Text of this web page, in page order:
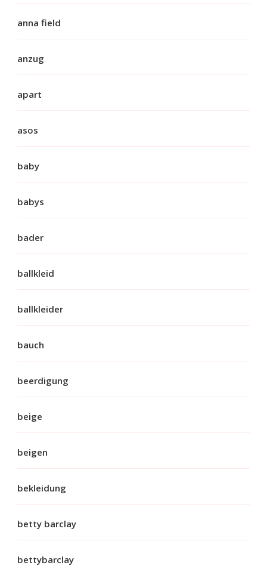
anna field
anzug
apart
asos
baby
babys
bader
ballkleid
ballkleider
bauch
beerdigung
beige
beigen
bekleidung
betty barclay
bettybarclay